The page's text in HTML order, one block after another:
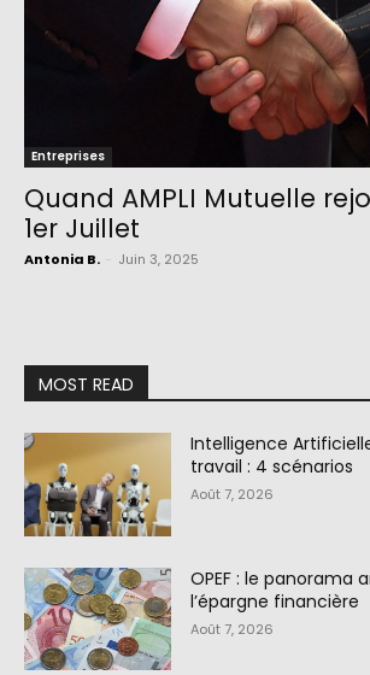
Entreprises
Quand AMPLI Mutuelle
1er Juillet
Antonia B. Juin 3, 2025
MOST READ
Intelligence
travail : 4 scénarios
Août 7, 2026
OPEF : le panorama
l’épargne financière
Août 7, 2026